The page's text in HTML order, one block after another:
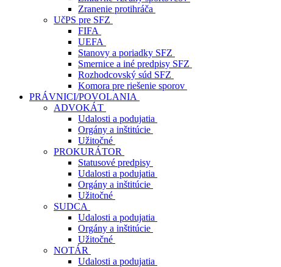
Zranenie protihráča
UčPS pre SFZ
FIFA
UEFA
Stanovy a poriadky SFZ
Smernice a iné predpisy SFZ
Rozhodcovský súd SFZ
Komora pre riešenie sporov
PRÁVNICI/POVOLANIA
ADVOKÁT
Udalosti a podujatia
Orgány a inštitúcie
Užitočné
PROKURÁTOR
Statusové predpisy
Udalosti a podujatia
Orgány a inštitúcie
Užitočné
SUDCA
Udalosti a podujatia
Orgány a inštitúcie
Užitočné
NOTÁR
Udalosti a podujatia